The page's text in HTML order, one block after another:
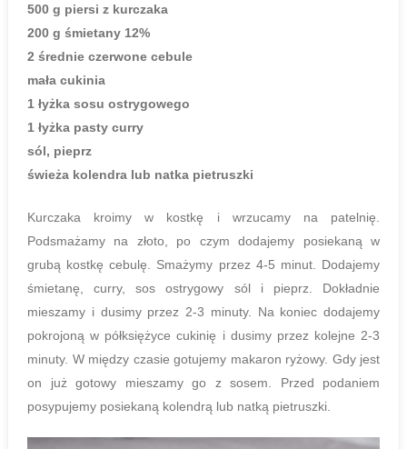
500 g piersi z kurczaka
200 g śmietany 12%
2 średnie czerwone cebule
mała cukinia
1 łyżka sosu ostrygowego
1 łyżka pasty curry
sól, pieprz
świeża kolendra lub natka pietruszki
Kurczaka kroimy w kostkę i wrzucamy na patelnię.
Podsmażamy na złoto, po czym dodajemy posiekaną w
grubą kostkę cebulę. Smażymy przez 4-5 minut. Dodajemy
śmietanę, curry, sos ostrygowy sól i pieprz. Dokładnie
mieszamy i dusimy przez 2-3 minuty. Na koniec dodajemy
pokrojoną w półksiężyce cukinię i dusimy przez kolejne 2-3
minuty. W między czasie gotujemy makaron ryżowy. Gdy jest
on już gotowy mieszamy go z sosem. Przed podaniem
posypujemy posiekaną kolendrą lub natką pietruszki.